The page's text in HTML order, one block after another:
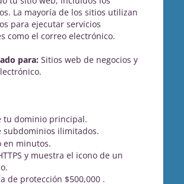
La mayoría de los sitios utilizan
para ejecutar servicios
como el correo electrónico.
para: Sitios web de negocios y
tu dominio principal.
subdominios ilimitados.
en minutos.
y muestra el icono de un
de protección $500,000 .